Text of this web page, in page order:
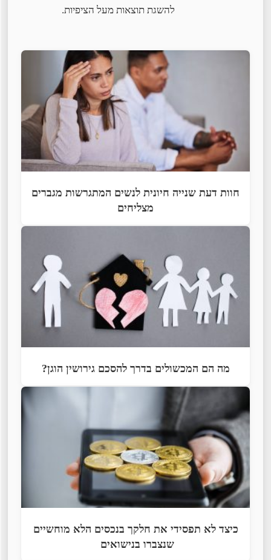
להשגת תוצאות מעל הציפיות.
חוות דעת שנייה חיונית לנשים המתגרשות מגברים
מצליחים
מה הם המכשולים בדרך להסכם גירושין הוגן?
כיצד לא תפסידי את חלקך בנכסים הלא מוחשיים
שנצברו בנישואים